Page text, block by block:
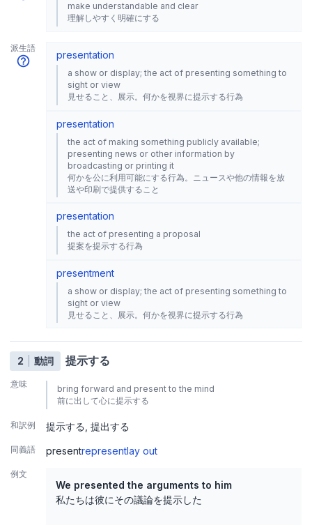
make understandable and clear
理解しやすく明確にする
派生語
presentation
a show or display; the act of presenting something to
sight or view
見せること、展示。何かを視界に提示する行為
presentation
the act of making something publicly available;
presenting news or other information by
broadcasting or printing it
何かを公に利用可能にする行為。ニュースや他の情報を放
送や印刷で提供すること
presentation
the act of presenting a proposal
提案を提示する行為
presentment
a show or display; the act of presenting something to
sight or view
見せること、展示。何かを視界に提示する行為
2 動詞 提示する
意味
bring forward and present to the mind
前に出して心に提示する
和訳例 提示する 提出する
同義語 presentrepresentlay out
例文
We presented the arguments to him
私たちは彼にその議論を提示した